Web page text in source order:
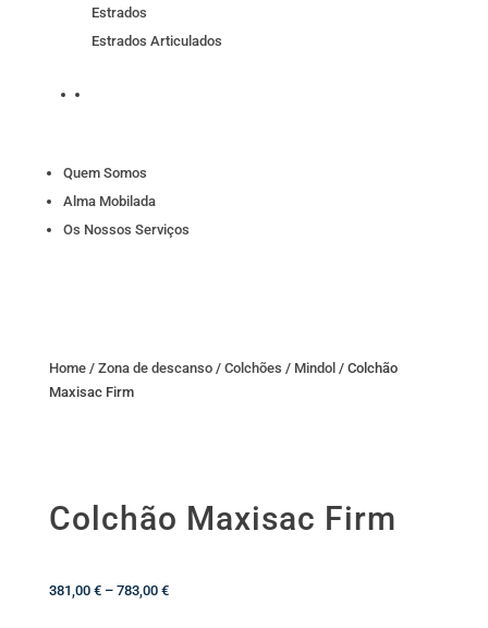
Estrados
Estrados Articulados
Quem Somos
Alma Mobilada
Os Nossos Serviços
Home/ Zona de descanso/ Colchões / Mindol / Colchão
Maxisac Firm
Colchão Maxisac Firm
381,00 € – 783,00 €Price